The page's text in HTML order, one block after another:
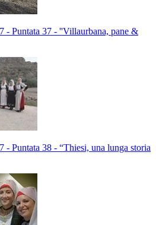
Puntata 37 - ''Villaurbana, pane &
Puntata 38 - “Thiesi, una lunga storia